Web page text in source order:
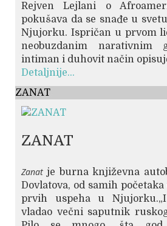
Rejven Lejlani o
pokušava da se snađe u
Njujorku. Ispričan u prvom
neobuzdanim narativnim
intiman i duhovit način
Detaljnije...
ZANAT
ZANAT
Zanat je burna književna
Dovlatova, od samih
prvih uspeha u
vladao večni saputnik